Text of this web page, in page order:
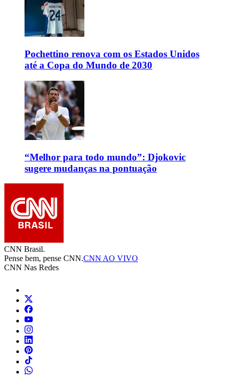
Pochettino renova com os Estados Unidos
até a Copa do Mundo de 2030
“Melhor para todo mundo”: Djokovic
sugere mudanças na pontuação
CNN Brasil.
Pense bem, pense CNN.CNN AO VIVO
CNN Nas Redes